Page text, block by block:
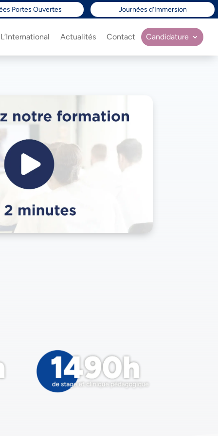
Portes Ouvertes Journées d'Immersion
L’International Actualités Contact Candidature